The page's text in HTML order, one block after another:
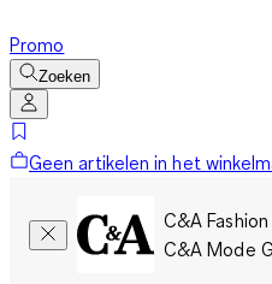
Promo
Zoeken
Geen artikelen in het
C&A
C&A Mode